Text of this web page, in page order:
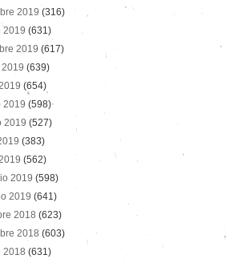
2019 (316)
2019 (631)
2019 (617)
(639)
(654)
2019 (598)
2019 (527)
(383)
(562)
2019 (598)
2019 (641)
2018 (623)
2018 (603)
2018 (631)